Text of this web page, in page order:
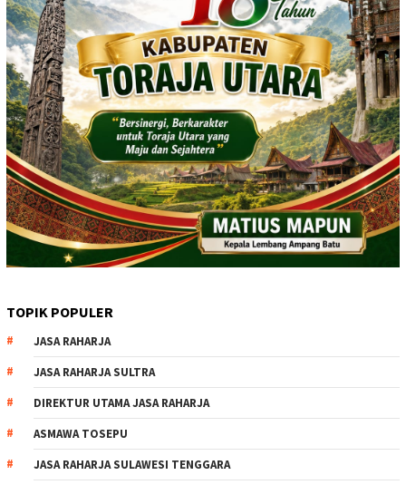
TOPIK POPULER
JASA RAHARJA
JASA RAHARJA SULTRA
DIREKTUR UTAMA JASA RAHARJA
ASMAWA TOSEPU
JASA RAHARJA SULAWESI TENGGARA